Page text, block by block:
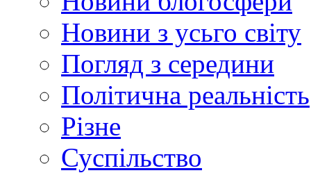
Новини з усьго світу
Погляд з середини
Політична реальність
Різне
Суспільство